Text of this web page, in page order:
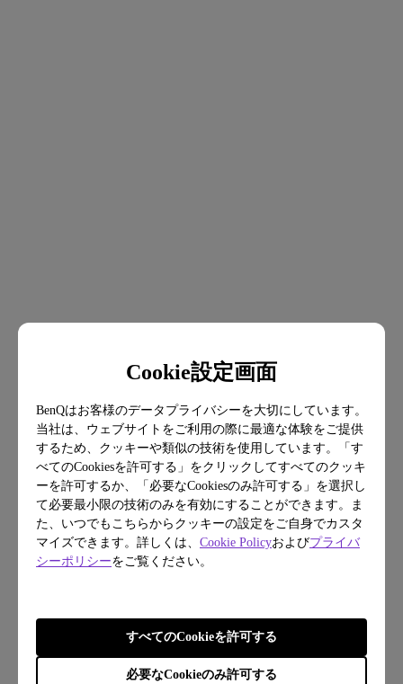
Cookie設定画面
BenQはお客様のデータプライバシーを大切にしています。
当社は、ウェブサイトをご利用の際に最適な体験をご提供
するため、クッキーや類似の技術を使用しています。「す
べてのCookiesを許可する」をクリックしてすべてのクッキ
ーを許可するか、「必要なCookiesのみ許可する」を選択し
て必要最小限の技術のみを有効にすることができます。ま
た、いつでもこちらからクッキーの設定をご自身でカスタ
マイズできます。詳しくは、 Cookie Policyおよびプライバ
シーポリシーをご覧ください。
必要なCookieのみ許可する
すべてのCookieを許可する